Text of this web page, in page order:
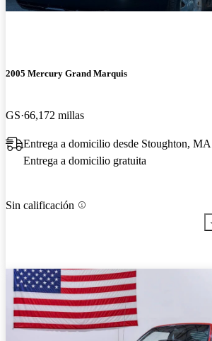
2005 Mercury Grand Marquis
GS 66,172 millas
Entrega a domicilio desde Stoughton, MA
Entrega a domicilio gratuita
Sin calificación